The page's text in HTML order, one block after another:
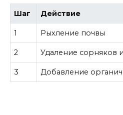
Шаг Действие
1 Рыхление почвы
2 Удаление сорняков
3 Добавление